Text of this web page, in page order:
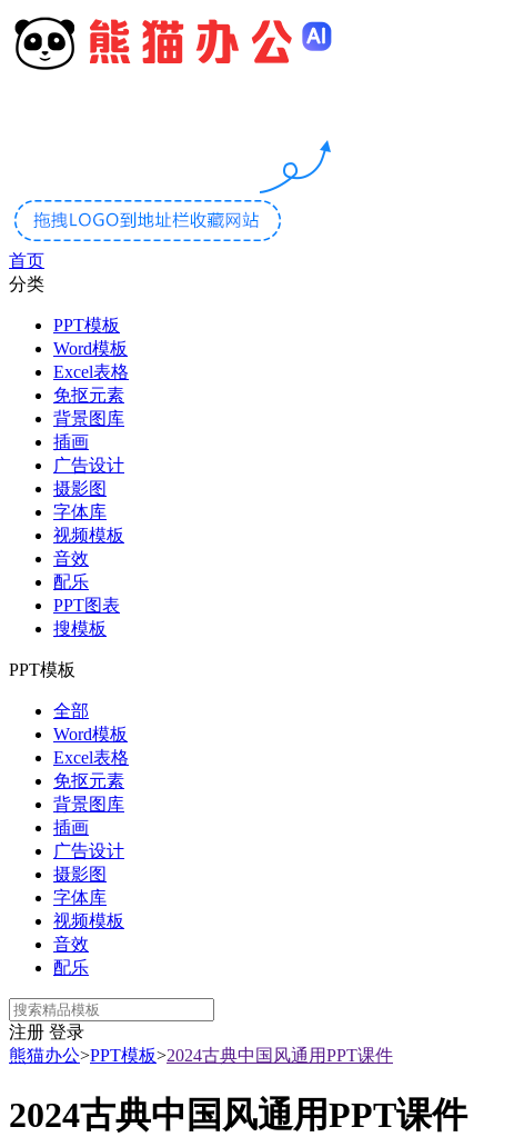
首页
分类
PPT模板
Word模板
Excel表格
免抠元素
背景图库
插画
广告设计
摄影图
字体库
视频模板
音效
配乐
PPT图表
搜模板
PPT模板
全部
Word模板
Excel表格
免抠元素
背景图库
插画
广告设计
摄影图
字体库
视频模板
音效
配乐
注册 登录
熊猫办公>PPT模板>2024古典中国风通用PPT课件
2024古典中国风通用PPT课件